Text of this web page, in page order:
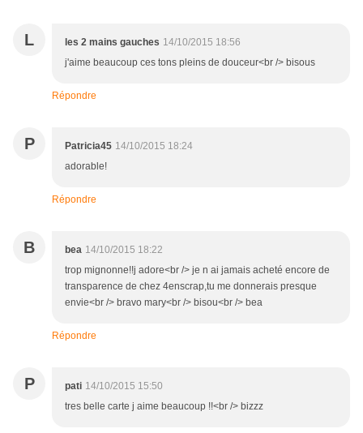
L les 2 mains gauches 14/10/2015 18:56
j'aime beaucoup ces tons pleins de douceur<br /> bisous
Répondre
P Patricia45 14/10/2015 18:24
adorable!
Répondre
B bea 14/10/2015 18:22
trop mignonne!!j adore<br /> je n ai jamais acheté encore de
transparence de chez 4enscrap,tu me donnerais presque
envie<br /> bravo mary<br /> bisou<br /> bea
Répondre
P pati 14/10/2015 15:50
tres belle carte j aime beaucoup !!<br /> bizzz